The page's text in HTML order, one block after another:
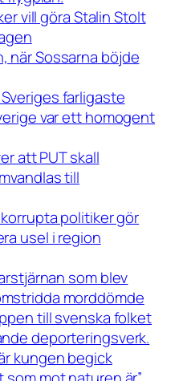
vill göra Stalin Stolt
när Sossarna böjde
farligaste
var ett homogent
att PUT skall
till
politiker gör
usel i region
som blev
morddömde
till svenska folket
deporteringsverk.
kungen begick